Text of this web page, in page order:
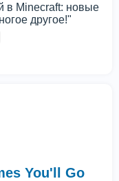
в Minecraft: новые
другое!"
You'll Go